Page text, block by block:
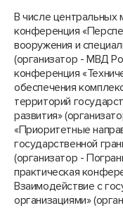
В числе центральных
конференция
вооружения и
(организатор - МВД
конференция
обеспечения
территорий
развития»
«Приоритетные
государственной
(организатор -
практическая
Взаимодействие с
организациями»